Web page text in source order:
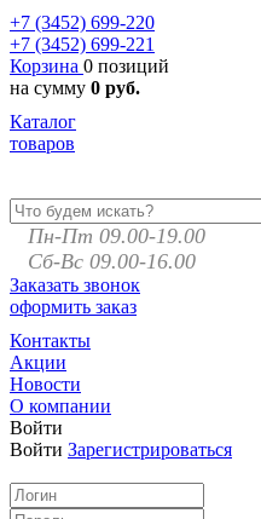
+7 (3452) 699-220
+7 (3452) 699-221
Корзина 0 позиций
на сумму 0 руб.
Каталог
товаров
Пн-Пт 09.00-19.00
Сб-Вс 09.00-16.00
Заказать звонок
оформить заказ
Контакты
Акции
Новости
О компании
Войти
Войти Зарегистрироваться